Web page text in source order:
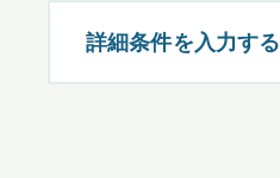
詳細条件を入力する